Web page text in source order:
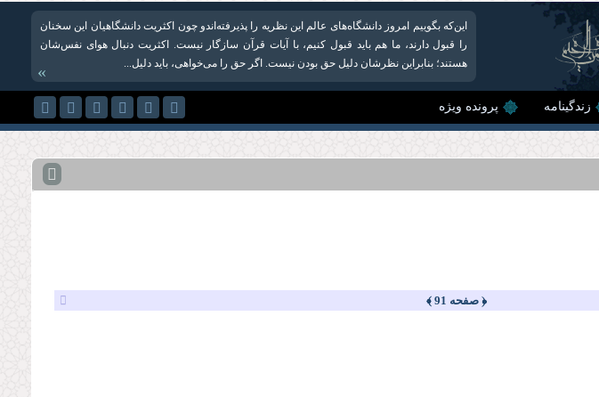
این‌که بگوییم امروز دانشگاه‌های عالم این‌ نظریه را پذیرفته‌اندو چون اکثریت دانشگاهیان این سخنان
را قبول دارند، ما هم باید قبول کنیم، با آیات قرآن سازگار نیست. اکثریت دنبال هوای نفس‌شان
هستند؛ بنابراین نظرشان دلیل حق بودن نیست. اگر حق را می‌خواهی، باید دلیل...
»
زندگینامه پرونده ویژه
﴿ صفحه 91 ﴾